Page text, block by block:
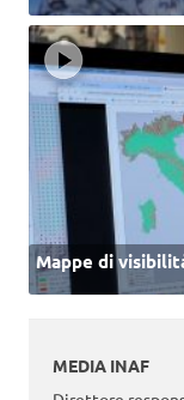
Mappe di
MEDIA INAF